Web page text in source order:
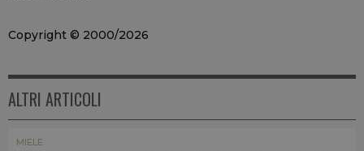
Copyright © 2000/2026
ALTRI ARTICOLI
MIELE